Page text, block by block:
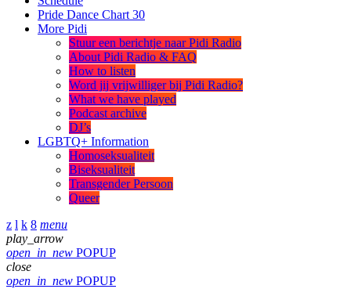
Pride Dance Chart 30
More Pidi
Stuur een berichtje naar Pidi Radio
About Pidi Radio & FAQ
How to listen
Word jij vrijwilliger bij Pidi Radio?
What we have played
Podcast archive
DJ’s
LGBTQ+ Information
Homoseksualiteit
Biseksualiteit
Transgender Persoon
Queer
menu
play_arrow
open_in_new POPUP
close
open_in_new POPUP